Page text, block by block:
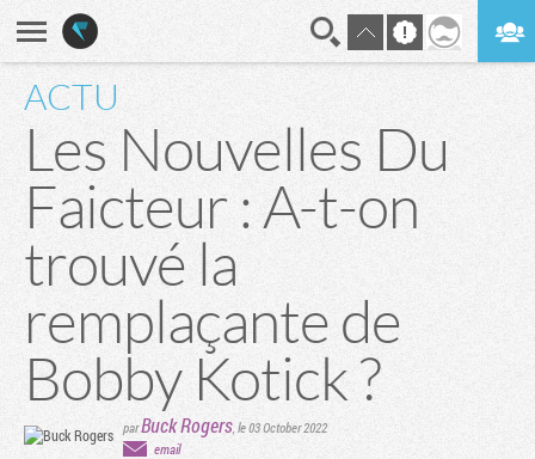
ACTU
Les Nouvelles Du
Faicteur : A-t-on
trouvé la
remplaçante de
Bobby Kotick ?
parBuck Rogers,le 03 October 2022
email